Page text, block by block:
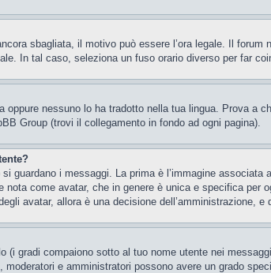
sbagliata, il motivo può essere l’ora legale. Il
In tal caso, seleziona un fuso orario diverso per far
oppure nessuno lo ha tradotto nella tua lingua. Prova
Group (trovi il collegamento in fondo ad ogni pagina).
guardano i messaggi. La prima è l’immagine
come avatar, che in genere è unica e specifica
avatar, allora è una decisione dell’amministrazione, e
(i gradi compaiono sotto al tuo nome utente nei
e amministratori possono avere un grado